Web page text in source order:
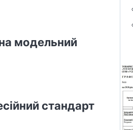
модельний
стандарт